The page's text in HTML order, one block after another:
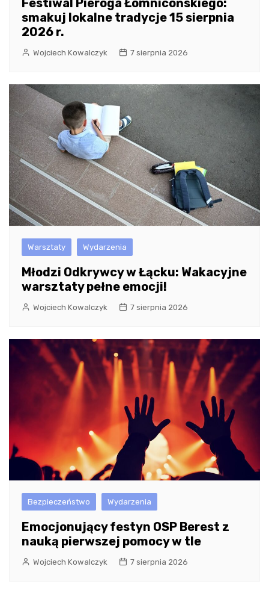
smakuj lokalne tradycje 15 sierpnia
2026 r.
Wojciech Kowalczyk 7 sierpnia 2026
Warsztaty Wydarzenia
Młodzi Odkrywcy w Łącku: Wakacyjne
warsztaty pełne emocji!
Wojciech Kowalczyk 7 sierpnia 2026
Bezpieczeństwo Wydarzenia
Emocjonujący festyn OSP Berest z
nauką pierwszej pomocy w tle
Wojciech Kowalczyk 7 sierpnia 2026